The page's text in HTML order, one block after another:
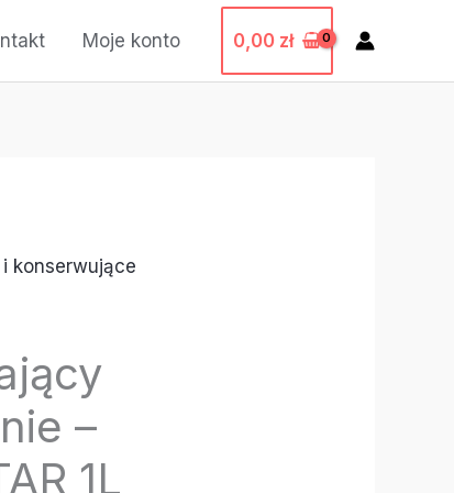
Moje konto 0,00 zł
konserwujące
–
1L